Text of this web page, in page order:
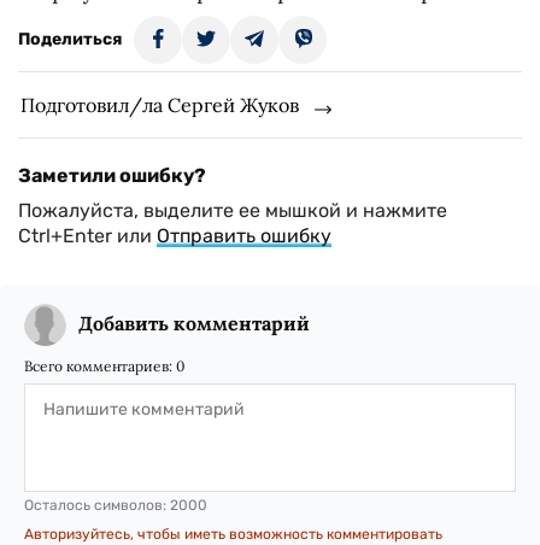
Поделиться
Подготовил/ла Сергей Жуков
Заметили ошибку?
Пожалуйста, выделите ее мышкой и нажмите
Ctrl+Enter или Отправить ошибку
Добавить комментарий
Всего комментариев: 0
Осталось символов: 2000
Авторизуйтесь, чтобы иметь возможность комментировать